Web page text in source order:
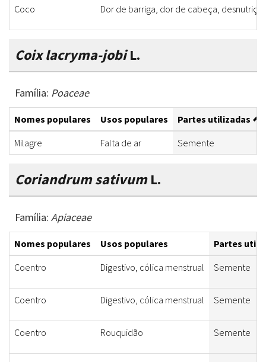
Coco Dor de barriga, dor de cabeça,
Coix lacryma-jobiL.
Família: Poaceae
Nomes populares Usos populares
Partes utilizadas
Milagre
Falta de ar Semente
Coriandrum sativumL.
Família: Apiaceae
Nomes populares Usos populares
Partes
Coentro
Digestivo, cólica menstrual Semente
Coentro Digestivo, cólica menstrual Semente
Coentro Rouquidão Semente